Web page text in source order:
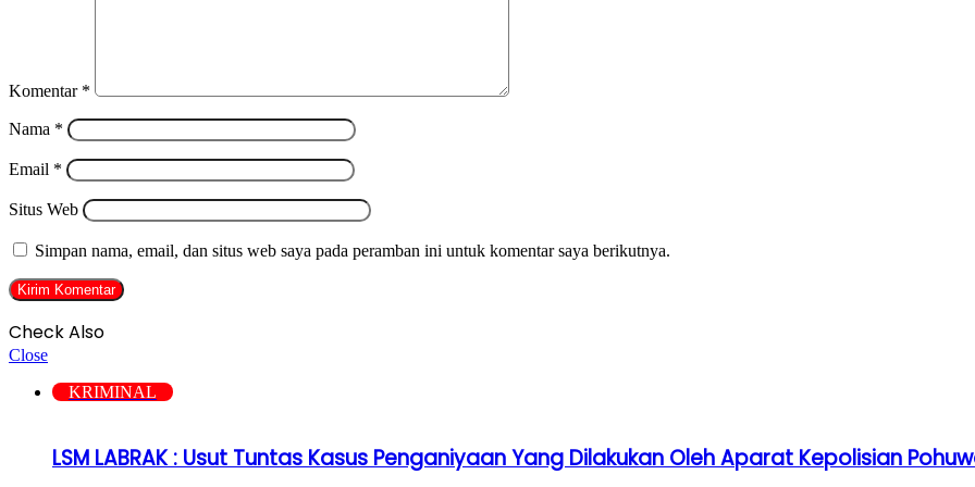
Komentar *
Nama *
Email *
Situs Web
Simpan nama, email, dan situs web saya pada peramban ini untuk komentar saya berikutnya.
Check Also
Close
KRIMINAL
LSM LABRAK : Usut Tuntas Kasus Penganiyaan Yang Dilakukan Oleh Aparat Kepolisian